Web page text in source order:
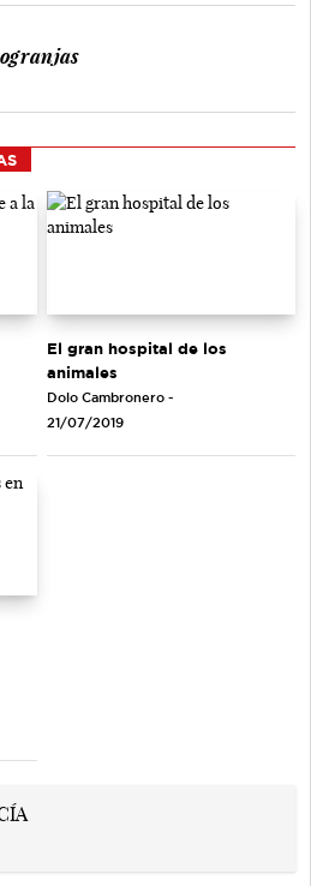
El gran hospital de los
animales
Dolo Cambronero -
21/07/2019